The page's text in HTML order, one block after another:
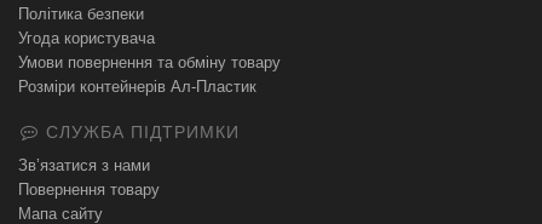
Політика безпеки
Угода користувача
Умови повернення та обміну товару
Розміри контейнерів Ал-Пластик
СЛУЖБА ПІДТРИМКИ
Зв’язатися з нами
Повернення товару
Мапа сайту